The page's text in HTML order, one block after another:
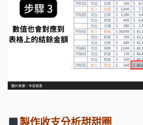
製作收支分析甜甜圈